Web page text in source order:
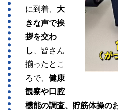
に到着、 大
きな声で挨
拶を交わ
し
、皆さん
揃ったとこ
ろで、 健康
観察や口腔
機能の調査、貯筋体操の